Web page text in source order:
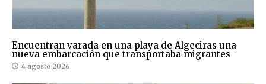
Encuentran varada en una playa de Algeciras una
nueva embarcación que transportaba migrantes
4 agosto 2026